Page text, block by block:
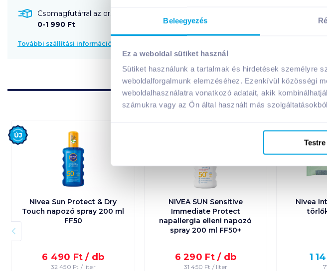
Beleegyezés
Ez a weboldal sütiket használ
Sütiket használunk a tartalmak és hirdetések személyre
weboldalforgalmunk elemzéséhez. Ezenkívül közösségi
weboldalhasználatra vonatkozó adatait, akik
számukra vagy az Ön által használt más
Csomagfutárral az ország egész területére szállítható!
0-1 990 Ft
További szállítási információk
A márka
Nivea Sun Protect & Dry
Touch napozó spray 200 ml
FF50
6 490 Ft / db
32 450 Ft / liter
Új
NIVEA SUN Sensitive
Immediate Protect
napallergia elleni napozó
spray 200 ml FF50+
6 290 Ft / db
31 450 Ft / liter
Nivea
1